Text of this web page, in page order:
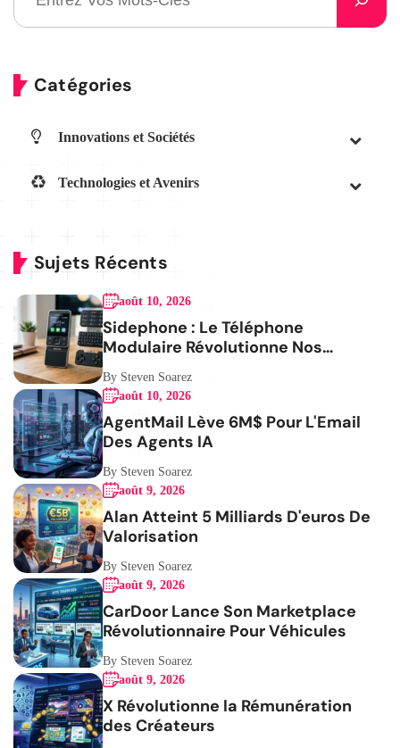
Catégories
Innovations et Sociétés
Technologies et Avenirs
Sujets Récents
août 10, 2026
Sidephone : Le Téléphone
Modulaire Révolutionne Nos
By Steven Soarez
août 10, 2026
AgentMail Lève 6M$ Pour L'Email
Des Agents IA
By Steven Soarez
août 9, 2026
Alan Atteint 5 Milliards D'euros De
Valorisation
By Steven Soarez
août 9, 2026
CarDoor Lance Son Marketplace
Révolutionnaire Pour Véhicules
By Steven Soarez
août 9, 2026
X Révolutionne la Rémunération
des Créateurs